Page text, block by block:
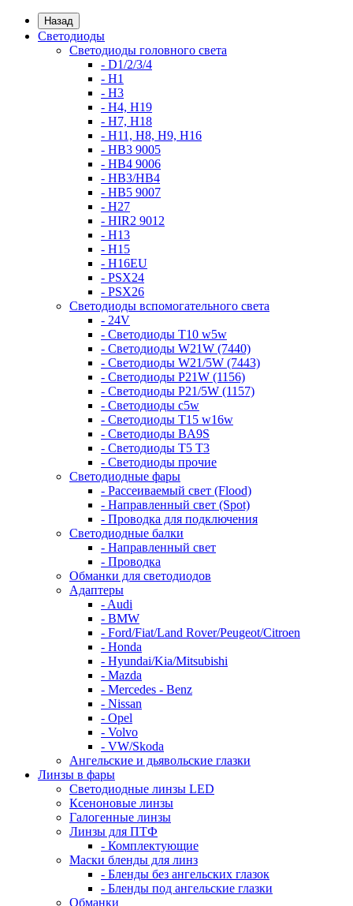
Назад
Светодиоды
Светодиоды головного света
- D1/2/3/4
- H1
- H3
- H4, H19
- H7, H18
- H11, H8, H9, H16
- HB3 9005
- HB4 9006
- HB3/HB4
- HB5 9007
- H27
- HIR2 9012
- H13
- H15
- H16EU
- PSX24
- PSX26
Светодиоды вспомогательного света
- 24V
- Светодиоды T10 w5w
- Светодиоды W21W (7440)
- Светодиоды W21/5W (7443)
- Светодиоды P21W (1156)
- Светодиоды P21/5W (1157)
- Светодиоды c5w
- Светодиоды T15 w16w
- Светодиоды BA9S
- Светодиоды T5 T3
- Светодиоды прочие
Светодиодные фары
- Рассеиваемый свет (Flood)
- Направленный свет (Spot)
- Проводка для подключения
Светодиодные балки
- Направленный свет
- Проводка
Обманки для светодиодов
Адаптеры
- Audi
- BMW
- Ford/Fiat/Land Rover/Peugeot/Citroen
- Honda
- Hyundai/Kia/Mitsubishi
- Mazda
- Mercedes - Benz
- Nissan
- Opel
- Volvo
- VW/Skoda
Ангельские и дьявольские глазки
Линзы в фары
Светодиодные линзы LED
Ксеноновые линзы
Галогенные линзы
Линзы для ПТФ
- Комплектующие
Маски бленды для линз
- Бленды без ангельских глазок
- Бленды под ангельские глазки
Обманки